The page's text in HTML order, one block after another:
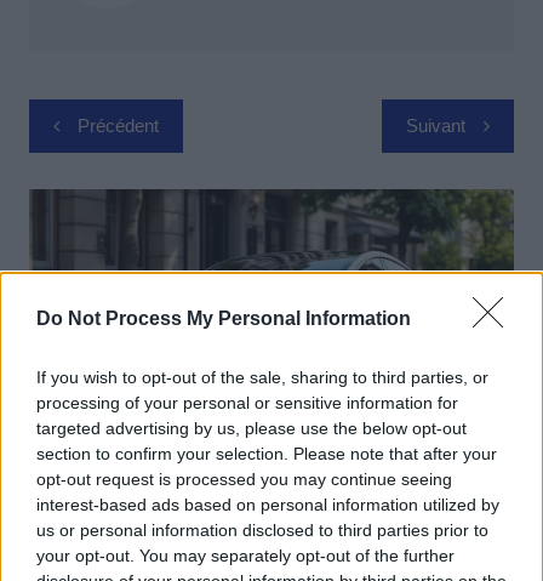
Do Not Process My Personal Information
If you wish to opt-out of the sale, sharing to third parties, or
processing of your personal or sensitive information for
targeted advertising by us, please use the below opt-out
section to confirm your selection. Please note that after your
opt-out request is processed you may continue seeing
interest-based ads based on personal information utilized by
us or personal information disclosed to third parties prior to
your opt-out. You may separately opt-out of the further
Navigation
de
l’article
Précédent Suivant
Actus Info
Elon Musk nuirait gravement à Tesla